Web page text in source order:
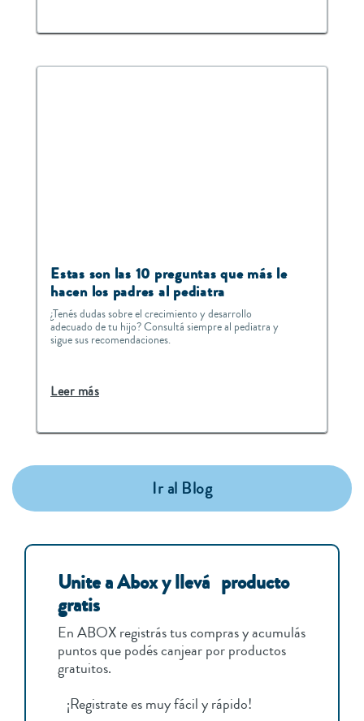
Estas son las 10 preguntas que más le
hacen los padres al pediatra
¿Tenés dudas sobre el crecimiento y desarrollo
adecuado de tu hijo? Consultá siempre al pediatra y
sigue sus recomendaciones.
Leer más
Ir al Blog
Unite a Abox y llevá producto
gratis
En ABOX registrás tus compras y acumulás
puntos que podés canjear por productos
gratuitos.
¡Registrate es muy fácil y rápido!